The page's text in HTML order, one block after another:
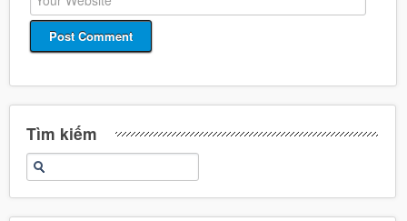
Tìm kiếm